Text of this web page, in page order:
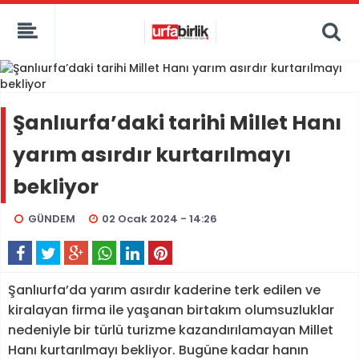
Şanlıurfa’daki tarihi Millet Hanı
yarım asırdır kurtarılmayı
bekliyor
GÜNDEM 02 Ocak 2024 - 14:26
Şanlıurfa’da yarım asırdır kaderine terk edilen ve
kiralayan firma ile yaşanan birtakım olumsuzluklar
nedeniyle bir türlü turizme kazandırılamayan Millet
Hanı kurtarılmayı bekliyor. Bugüne kadar hanın